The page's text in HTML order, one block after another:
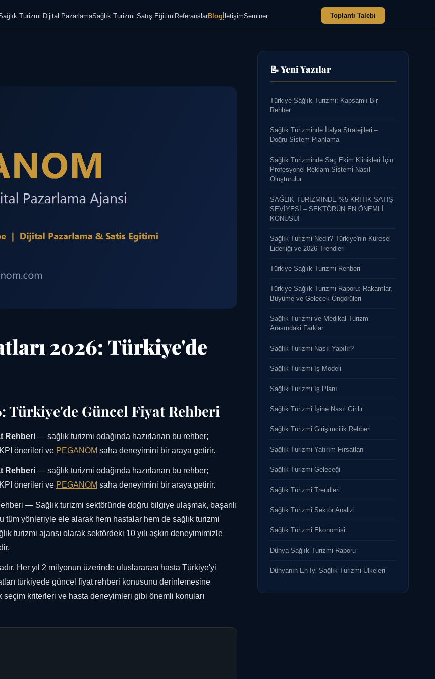
Turizmi Dijital PazarlamaSağlık Turizmi Satış EğitimiReferanslarBlogİletişimSeminer Toplantı Talebi
2026: Türkiye'de
Türkiye'de Güncel Fiyat Rehberi
Rehberi — sağlık turizmi odağında hazırlanan bu rehber;
önerileri ve PEGANOM saha deneyimini bir araya getirir.
Rehberi — sağlık turizmi odağında hazırlanan bu rehber;
önerileri ve PEGANOM saha deneyimini bir araya getirir.
— Sağlık turizmi sektöründe doğru bilgiye ulaşmak, başarılı
tüm yönleriyle ele alarak hem hastalar hem de sağlık turizmi
turizmi ajansı olarak sektördeki 10 yılı aşkın deneyimimizle
Her yıl 2 milyonun üzerinde uluslararası hasta Türkiye'yi
türkiyede güncel fiyat rehberi konusunu derinlemesine
kriterleri ve hasta deneyimleri gibi önemli konuları
📝 Yeni Yazılar
Türkiye Sağlık Turizmi: Kapsamlı Bir
Rehber
Sağlık Turi̇zmi̇nde İtalya Strateji̇leri̇ –
Doğru Si̇stem Planlama
Sağlık Turi̇zmi̇nde Saç Eki̇m Kli̇ni̇kleri̇ İçi̇n
Profesyonel Reklam Si̇stemi̇ Nasıl
Oluşturulur
SAĞLIK TURİZMİNDE %5 KRİTİK SATIŞ
SEVİYESİ – SEKTÖRÜN EN ÖNEMLİ
KONUSU!
Sağlık Turizmi Nedir? Türkiye'nin Küresel
Liderliği ve 2026 Trendleri
Türkiye Sağlık Turizmi Rehberi
Türkiye Sağlık Turizmi Raporu: Rakamlar,
Büyüme ve Gelecek Öngörüleri
Sağlık Turizmi ve Medikal Turizm
Arasındaki Farklar
Sağlık Turizmi Nasıl Yapılır?
Sağlık Turizmi İş Modeli
Sağlık Turizmi İş Planı
Sağlık Turizmi İşine Nasıl Girilir
Sağlık Turizmi Girişimcilik Rehberi
Sağlık Turizmi Yatırım Fırsatları
Sağlık Turizmi Geleceği
Sağlık Turizmi Trendleri
Sağlık Turizmi Sektör Analizi
Sağlık Turizmi Ekonomisi
Dünya Sağlık Turizmi Raporu
Dünyanın En İyi Sağlık Turizmi Ülkeleri